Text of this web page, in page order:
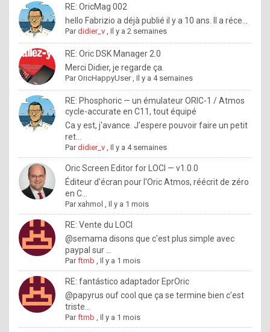
o
l
e
x
.
I
f
y
o
u
w
a
n
t
o
n
RE: OricMag 002
hello Fabrizio a déjà publié il y a 10 ans. Il a réce...
Pardidier_v ,Il y a 2 semaines
RE: Oric DSK Manager 2.0
Merci Didier, je regarde ça.
ParOricHappyUser,Il y a 4 semaines
RE: Phosphoric — un émulateur ORIC-1 / Atmos
cycle-accurate en C11, tout équipé
Ca y est, j'avance. J'espere pouvoir faire un petit
ret...
Pardidier_v ,Il y a 4 semaines
Oric Screen Editor for LOCI — v1.0.0
Éditeur d'écran pour l'Oric Atmos, réécrit de zéro
en C...
Parxahmol ,Il y a 1 mois
RE: Vente du LOCI
@semama disons que c'est plus simple avec
paypal sur ...
Parftmb ,Il y a 1 mois
RE: fantástico adaptador EprOric
@papyrus ouf cool que ça se termine bien c'est
triste...
Parftmb ,Il y a 1 mois